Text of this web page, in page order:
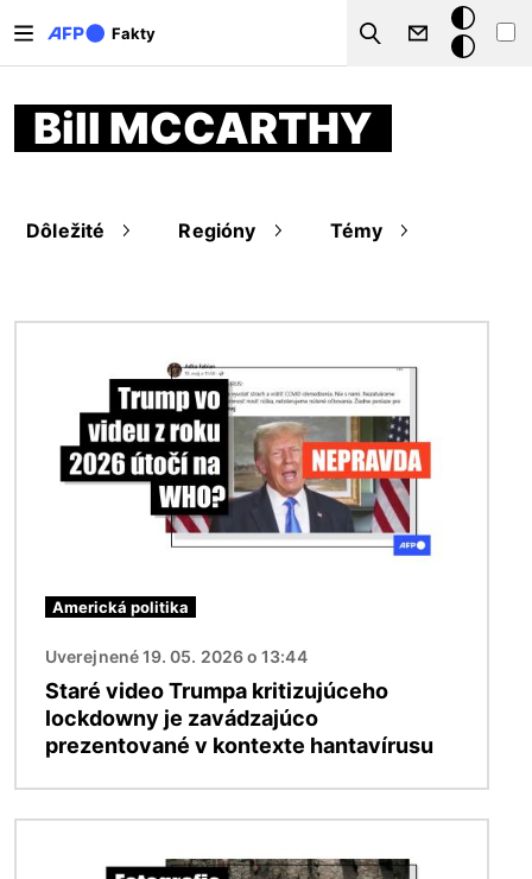
Fakty
Search
Tmavý
režim
Bill MCCARTHY
Dôležité Regióny Témy
Americká politika
Uverejnené 19. 05. 2026 o 13:44
Staré video Trumpa kritizujúceho
lockdowny je zavádzajúco
prezentované v kontexte hantavírusu